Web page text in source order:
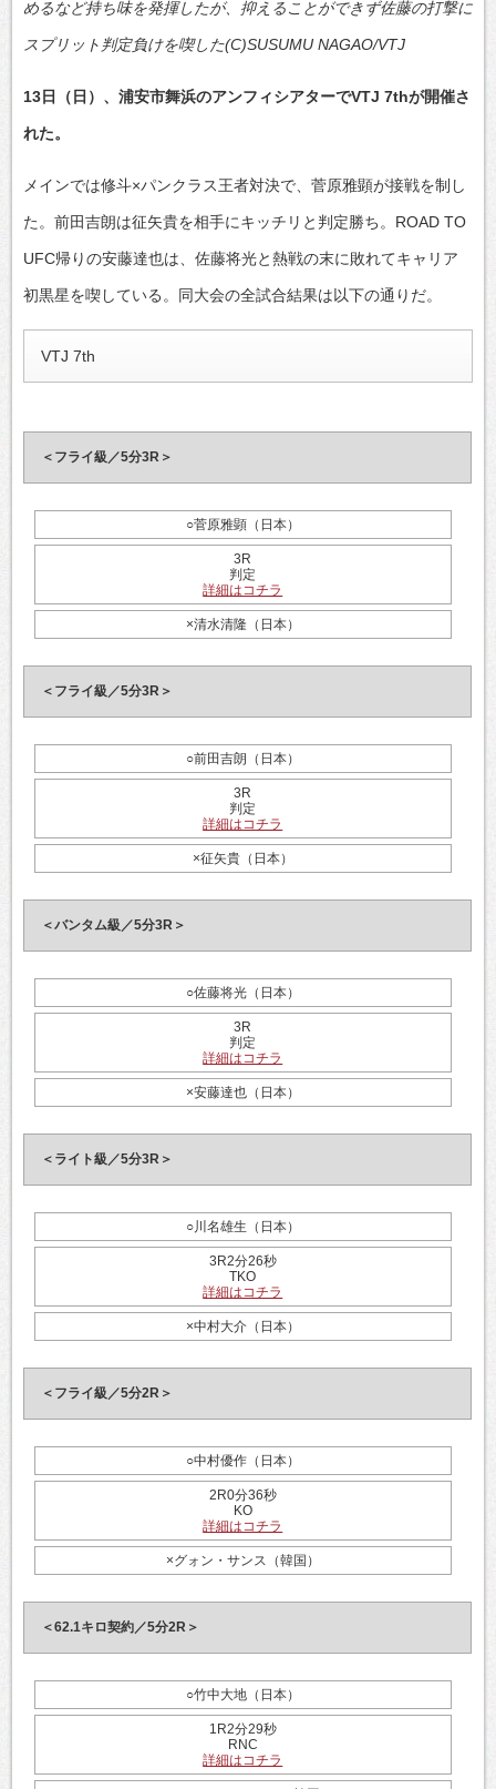
めるなど持ち味を発揮したが、抑えることができず佐藤の打撃に
スプリット判定負けを喫した(C)SUSUMU NAGAO/VTJ
13日（日）、浦安市舞浜のアンフィシアターでVTJ 7thが開催さ
れた。
メインでは修斗×パンクラス王者対決で、菅原雅顕が接戦を制し
た。前田吉朗は征矢貴を相手にキッチリと判定勝ち。ROAD TO
UFC帰りの安藤達也は、佐藤将光と熱戦の末に敗れてキャリア
初黒星を喫している。同大会の全試合結果は以下の通りだ。
VTJ 7th
＜フライ級／5分3R＞
○菅原雅顕（日本）
3R
判定
詳細はコチラ
×清水清隆（日本）
＜フライ級／5分3R＞
○前田吉朗（日本）
3R
判定
詳細はコチラ
×征矢貴（日本）
＜バンタム級／5分3R＞
○佐藤将光（日本）
3R
判定
詳細はコチラ
×安藤達也（日本）
＜ライト級／5分3R＞
○川名雄生（日本）
3R2分26秒
TKO
詳細はコチラ
×中村大介（日本）
＜フライ級／5分2R＞
○中村優作（日本）
2R0分36秒
KO
詳細はコチラ
×グォン・サンス（韓国）
＜62.1キロ契約／5分2R＞
○竹中大地（日本）
1R2分29秒
RNC
詳細はコチラ